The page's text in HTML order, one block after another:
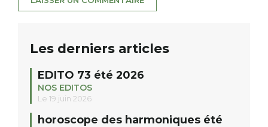
Les derniers articles
EDITO 73 été 2026
NOS EDITOS
Le 19 juin 2026
horoscope des harmoniques été